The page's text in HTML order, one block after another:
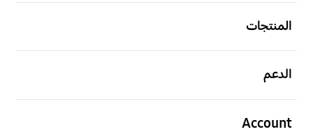
المنتجات
الدعم
Account